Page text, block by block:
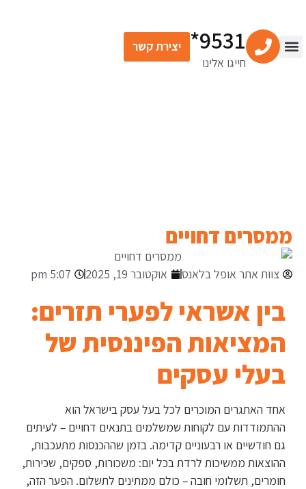
9531*
חייגו אלינו
יצירת קשר
ממסרים דחויים
צוות אתר אופל בלאנס אוקטובר 19, 2025 5:07 pm
בין אשראי לפערי תזרים:
המציאות הפיננסית של
בעלי עסקים
אחד האתגרים המוכרים לכל בעל עסק בישראל הוא
ההתמודדות עם לקוחות שמשלמים בתנאים דחויים – לעיתים
גם חודשיים או רבעוניים קדימה. בזמן שההכנסות מתעכבות,
ההוצאות ממשיכות לרדת בכל יום: משכורות, ספקים, שכירות,
חומרים, תשלומי חובה – כולם ממתינים לתשלום. הפער הזה,